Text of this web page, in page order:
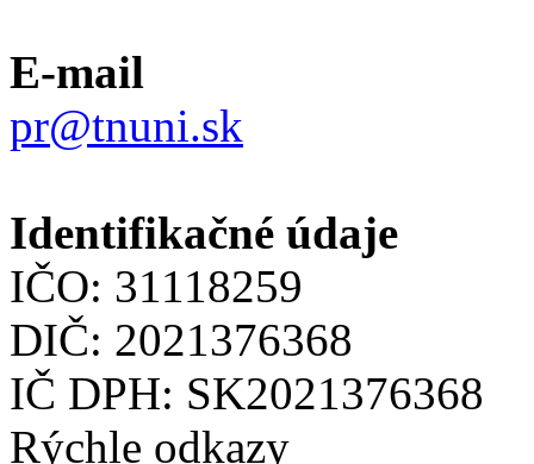
E-mail
pr@tnuni.sk
Identifikačné údaje
IČO: 31118259
DIČ: 2021376368
IČ DPH: SK2021376368
Rýchle odkazy